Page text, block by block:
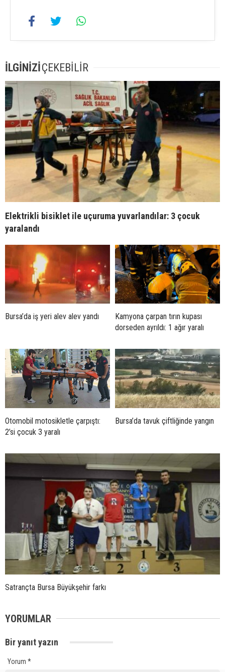
İLGİNİZİÇEKEBİLİR
Elektrikli bisiklet ile uçuruma yuvarlandılar: 3 çocuk
yaralandı
Bursa’da iş yeri alev alev yandı
Kamyona çarpan tırın kupası
dorseden ayrıldı: 1 ağır yaralı
Otomobil motosikletle çarpıştı:
2’si çocuk 3 yaralı
Bursa’da tavuk çiftliğinde yangın
Satrançta Bursa Büyükşehir farkı
YORUMLAR
Bir yanıt yazın
Yorum *